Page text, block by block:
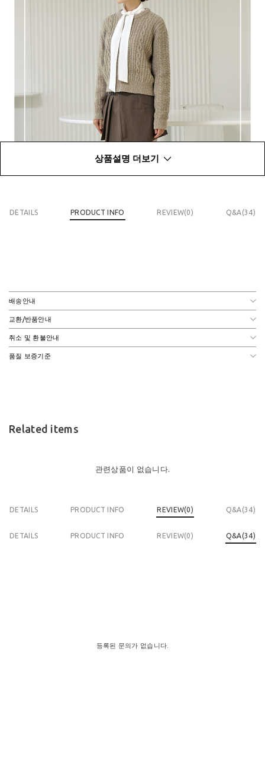
상품설명 더보기
DETAILS PRODUCT INFO REVIEW(0) Q&A(34)
배송안내
교환/반품안내
취소 및 환불안내
품질 보증기준
Related items
관련상품이 없습니다.
DETAILS PRODUCT INFO REVIEW(0) Q&A(34)
DETAILS PRODUCT INFO REVIEW(0) Q&A(34)
등록된 문의가 없습니다.